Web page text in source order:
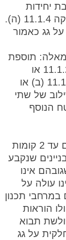
יחידות
גג כאמור
תוספת
קומות עליונות כאמור בסעיף קטן 11.1.2 או
הקמת אגף נוסף כאמור בפסקה 11.1.4 (ב) או
של שתי
הנוסף
12. תוספת בניה לצורך חיזוק מבנים עד 2 קומות
(שינוי מס' 3) על בניינים שנקבע
אינו
עולה על
במרחבי תכנון
הוראות
תבוא
על גג